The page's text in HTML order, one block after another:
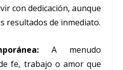
con dedicación, aunque
resultados de inmediato.
A menudo
fe, trabajo o amor que